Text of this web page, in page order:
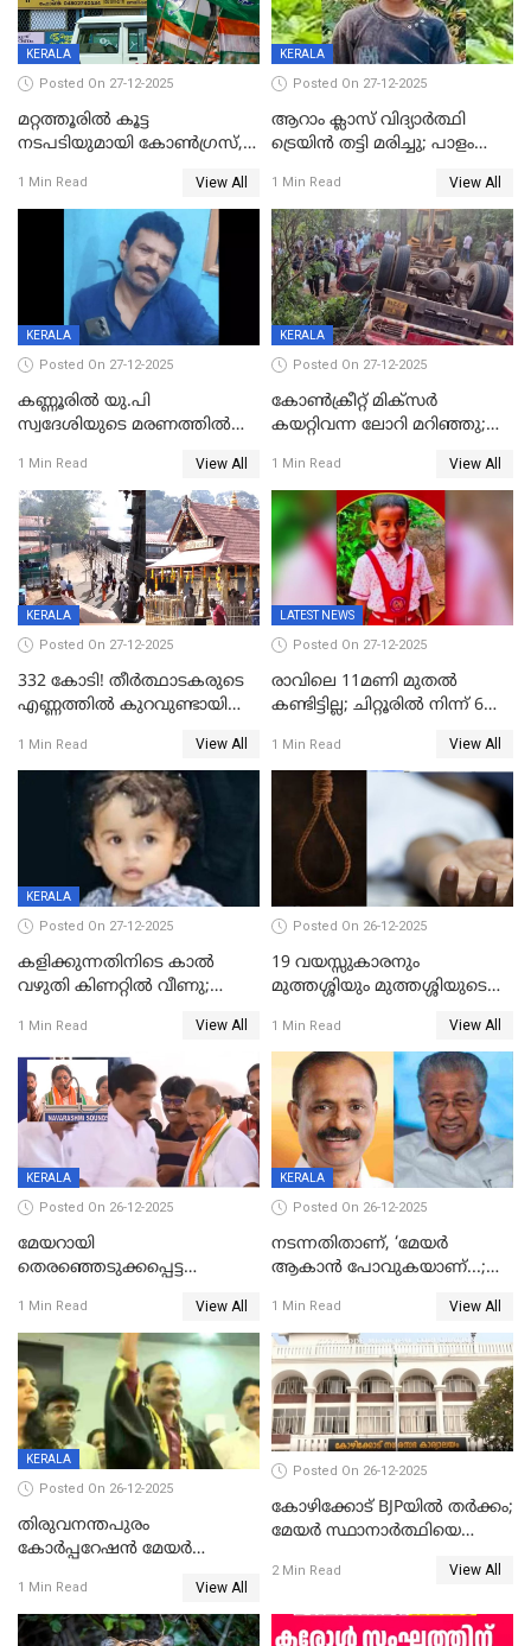
KERALA
Posted On 27-12-2025
മറ്റത്തൂരിൽ കൂട്ട
നടപടിയുമായി കോണ്‍ഗ്രസ്,
എട്ട് പേര്‍ ഉള്‍പ്പെടെ
പത്തുപേരെ പുറത്താക്കി,
ചൊവ്വന്നൂരിലും നടപടി
1 Min Read View All
KERALA
Posted On 27-12-2025
ആറാം ക്ലാസ് വിദ്യാർത്ഥി
ട്രെയിൻ തട്ടി മരിച്ചു; പാളം
അപകടം മലപ്പുറത്ത്
1 Min Read View All
KERALA
Posted On 27-12-2025
കണ്ണൂരിൽ യു.പി
സ്വദേശിയുടെ മരണത്തിൽ
കേസ്; തർക്കമുണ്ടായത്
ഫേഷ്യലിന് 300 രൂപ
ആവശ്യപ്പെട്ടതിനെച്ചൊല്ലി
1 Min Read View All
KERALA
Posted On 27-12-2025
കോണ്‍ക്രീറ്റ് മിക്‌സര്‍
കയറ്റിവന്ന ലോറി മറിഞ്ഞു;
അപകടം കണ്ണൂരിൽ
1 Min Read View All
KERALA
Posted On 27-12-2025
332 കോടി! തീർത്ഥാടകരുടെ
എണ്ണത്തിൽ കുറവുണ്ടായിട്ടും
കുതിച്ചുയരുന്നു
1 Min Read View All
LATEST NEWS
Posted On 27-12-2025
രാവിലെ 11മണി മുതൽ
കണ്ടിട്ടില്ല; ചിറ്റൂരിൽ നിന്ന് 6
1 Min Read View All
KERALA
Posted On 27-12-2025
കളിക്കുന്നതിനിടെ കാൽ
വഴുതി കിണറ്റിൽ വീണു;
ദാരുണാന്ത്യം
1 Min Read View All
Posted On 26-12-2025
19 വയസ്സുകാരനും
മുത്തശ്ശിയും മുത്തശ്ശിയുടെ
മരിച്ചനിലയിൽ
1 Min Read View All
KERALA
Posted On 26-12-2025
മേയറായി
തെരഞ്ഞെടുക്കപ്പെട്ട
ആദ്യ വോട്ട് അസാധു; കണ്ണൂർ
ഡെപ്യൂട്ടി മേയർ സ്ഥാനത്ത്
താഹിറിന് വിജയം
1 Min Read View All
KERALA
Posted On 26-12-2025
നടന്നതിതാണ്, ‘മേയർ
ആകാൻ പോവുകയാണ്...;
മുഖ്യമന്ത്രിയുടെ ഓഫീസ്
തന്നെ വിശദീകരിയ്ക്കുന്നു;
സത്യമിതാണ്
1 Min Read View All
KERALA
Posted On 26-12-2025
തിരുവനന്തപുരം
കോര്‍പ്പറേഷന്‍ മേയര്‍
ഹൈക്കോടതിയിലേക്ക്;
സത്യപ്രതിജ്ഞ ചടങ്ങില്‍
1 Min Read View All
Posted On 26-12-2025
കോഴിക്കോട് BJPയിൽ തർക്കം;
മേയർ സ്ഥാനാർത്ഥിയെ
2 Min Read View All